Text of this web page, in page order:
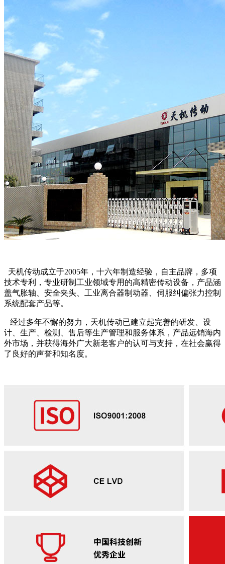
天机传动成立于2005年，十六年制造经验，自主品牌，多项
技术专利，专业研制工业领域专用的高精密传动设备，产品涵
盖气胀轴、安全夹头、工业离合器制动器、伺服纠偏张力控制
系统配套产品等。
经过多年不懈的努力，天机传动已建立起完善的研发、设
计、生产、检测、售后等生产管理和服务体系，产品远销海内
外市场，并获得海外广大新老客户的认可与支持，在社会赢得
了良好的声誉和知名度。